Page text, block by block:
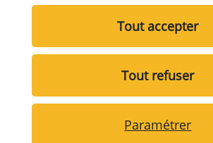
Plaine de Versailles
Liste des liens des pages annexes
Mentions légales
Politique
Accessibilité
Tout accepter
Tout refuser
Paramétrer